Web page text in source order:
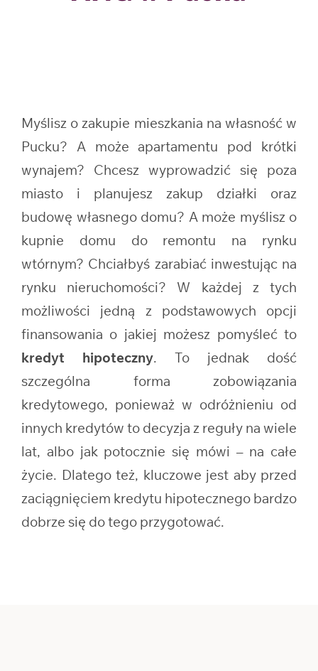
Myślisz o zakupie mieszkania na własność w
Pucku? A może apartamentu pod krótki
wynajem? Chcesz wyprowadzić się poza
miasto i planujesz zakup działki oraz
budowę własnego domu? A może myślisz o
kupnie domu do remontu na rynku
wtórnym? Chciałbyś zarabiać inwestując na
rynku nieruchomości? W każdej z tych
możliwości jedną z podstawowych opcji
finansowania o jakiej możesz pomyśleć to
kredyt hipoteczny. To jednak dość
szczególna forma zobowiązania
kredytowego, ponieważ w odróżnieniu od
innych kredytów to decyzja z reguły na wiele
lat, albo jak potocznie się mówi – na całe
życie. Dlatego też, kluczowe jest aby przed
zaciągnięciem kredytu hipotecznego bardzo
dobrze się do tego przygotować.